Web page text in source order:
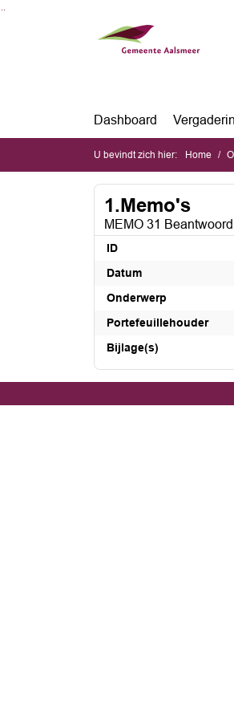
Dashboard
U bevindt zich hier: Home
1.Memo's
MEMO 31
ID
Datum
Onderwerp
Portefeuillehouder
Bijlage(s)